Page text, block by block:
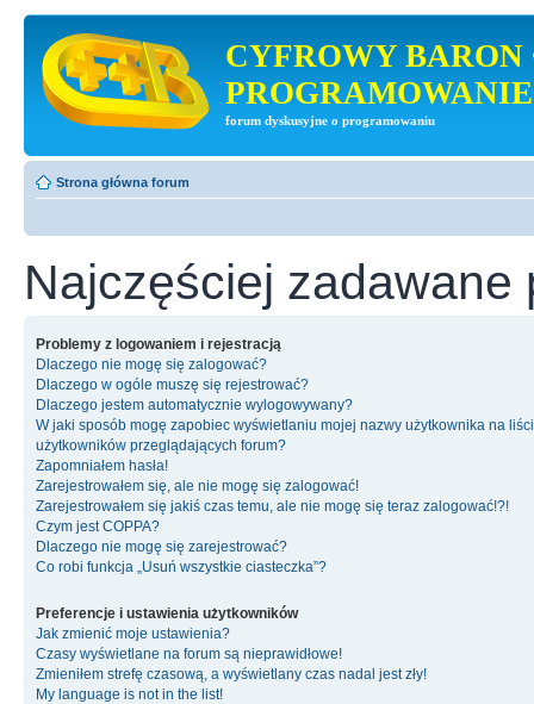
CYFROWY BARON
PROGRAMOWANIE
forum dyskusyjne o programowaniu
Strona główna forum
Najczęściej zadawane
Problemy z logowaniem i rejestracją
Dlaczego nie mogę się zalogować?
Dlaczego w ogóle muszę się rejestrować?
Dlaczego jestem automatycznie wylogowywany?
W jaki sposób mogę zapobiec wyświetlaniu mojej nazwy użytkownika na
użytkowników przeglądających forum?
Zapomniałem hasła!
Zarejestrowałem się, ale nie mogę się zalogować!
Zarejestrowałem się jakiś czas temu, ale nie mogę się teraz zalogować!?!
Czym jest COPPA?
Dlaczego nie mogę się zarejestrować?
Co robi funkcja „Usuń wszystkie ciasteczka”?
Preferencje i ustawienia użytkowników
Jak zmienić moje ustawienia?
Czasy wyświetlane na forum są nieprawidłowe!
Zmieniłem strefę czasową, a wyświetlany czas nadal jest zły!
My language is not in the list!